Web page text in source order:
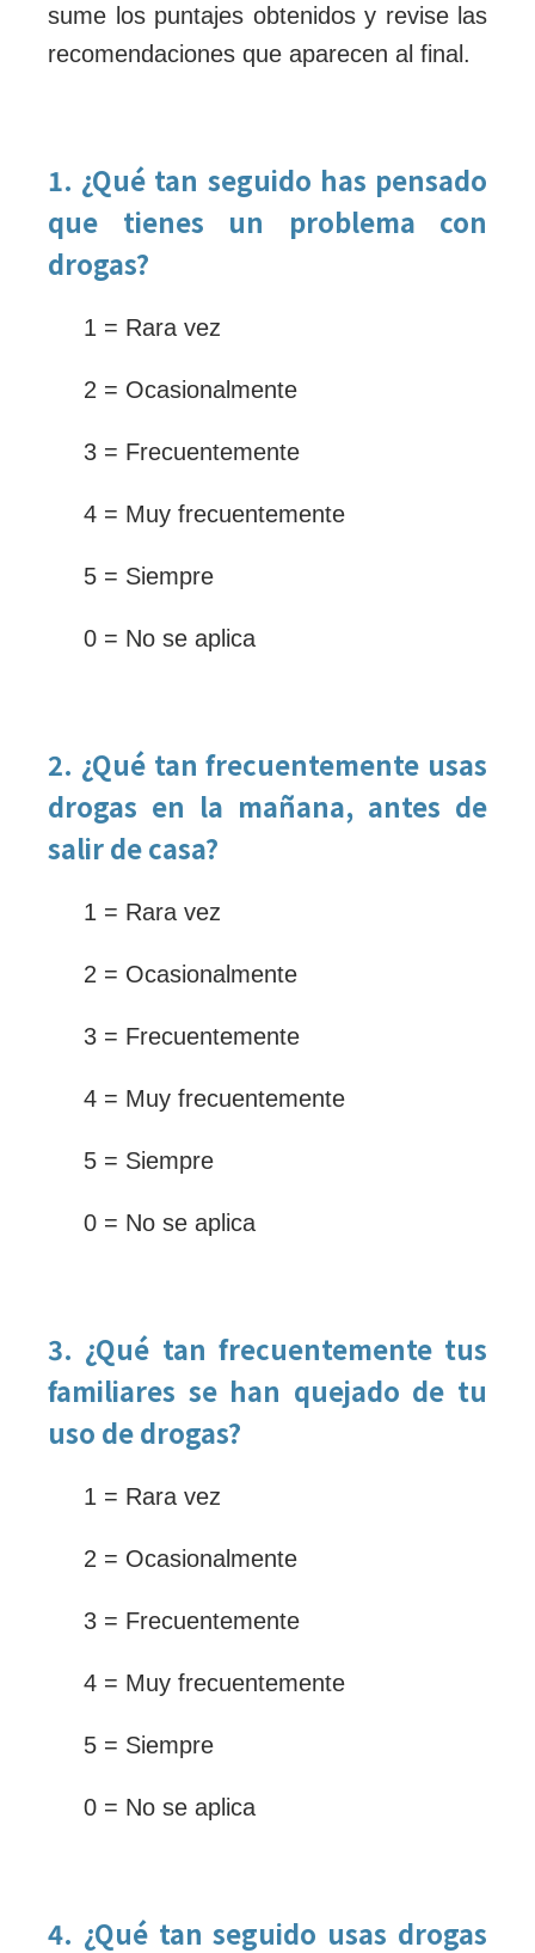
sume los puntajes obtenidos y revise las
recomendaciones que aparecen al final.
1. ¿Qué tan seguido has pensado
que tienes un problema con
drogas?
1 = Rara vez
2 = Ocasionalmente
3 = Frecuentemente
4 = Muy frecuentemente
5 = Siempre
0 = No se aplica
2. ¿Qué tan frecuentemente usas
drogas en la mañana, antes de
salir de casa?
1 = Rara vez
2 = Ocasionalmente
3 = Frecuentemente
4 = Muy frecuentemente
5 = Siempre
0 = No se aplica
3. ¿Qué tan frecuentemente tus
familiares se han quejado de tu
uso de drogas?
1 = Rara vez
2 = Ocasionalmente
3 = Frecuentemente
4 = Muy frecuentemente
5 = Siempre
0 = No se aplica
4. ¿Qué tan seguido usas drogas